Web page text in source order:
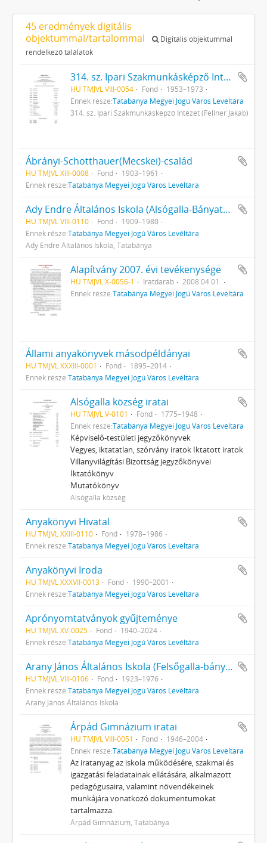
45 eredmények digitális
objektummal/tartalommal
Digitális objektummal
rendelkező találatok
314. sz. Ipari Szakmunkásképző Intézet (Fellner Jakab)
HU TMJVL VIII-0054 Fond
1953–1973
Ennek része:Tatabánya Megyei Jogú Város Levéltára
314. sz. Ipari Szakmunkásképző Intézet (Fellner Jakab)
Ábrányi-Schotthauer(Mecskei)-család
HU TMJVL XIII-0008 Fond
1903–1961
Ennek része:Tatabánya Megyei Jogú Város Levéltára
Ady Endre Általános Iskola (Alsógalla-Bányatelepi Elemi Népiskola; Tatabá­nya-Bányatelepi Elemi Népiskola; Ta­tabánya Ótelepi Elemi Népiskola) ira­tai
HU TMJVL VIII-0110 Fond
1909–1980
Ennek része:Tatabánya Megyei Jogú Város Levéltára
Ady Endre Általános Iskola, Tatabánya
Alapítvány 2007. évi tevékenysége
HU TMJVL X-0056-1 Iratdarab
2008.04.01.
Ennek része:Tatabánya Megyei Jogú Város Levéltára
Állami anyakönyvek másodpéldányai
HU TMJVL XXXIII-0001 Fond
1895–2014
Ennek része:Tatabánya Megyei Jogú Város Levéltára
Alsógalla község iratai
HU TMJVL V-0101 Fond
1775–1948
Ennek része:Tatabánya Megyei Jogú Város Levéltára
Képviselő-testületi jegyzőkönyvek
Vegyes, iktatatlan, szórvány iratok Iktatott iratok
Villanyvilágítási Bizottság jegyzőkönyvei
Iktatókönyv
Mutatókönyv
Alsógalla község
Anyakönyvi Hivatal
HU TMJVL XXIII-0110 Fond
1978–1986
Ennek része:Tatabánya Megyei Jogú Város Levéltára
Anyakönyvi Iroda
HU TMJVL XXXVII-0013 Fond
1990–2001
Ennek része:Tatabánya Megyei Jogú Város Levéltára
Aprónyomtatványok gyűjteménye
HU TMJVL XV-0025 Fond
1940–2024
Ennek része:Tatabánya Megyei Jogú Város Levéltára
Arany János Általános Iskola (Felsőgalla-bányatelep
HU TMJVL VIII-0106 Fond
1923–1976
Ennek része:Tatabánya Megyei Jogú Város Levéltára
Arany János Általános Iskola
Árpád Gimnázium iratai
HU TMJVL VIII-0051 Fond
1946–2004
Ennek része:Tatabánya Megyei Jogú Város Levéltára
Az iratanyag az iskola működésére, szakmai és
igazgatási feladatainak ellátására, alkalmazott
pedagógusaira, valamint növendékeinek
munkájára vonatkozó dokumentumokat
tartalmazza.
Árpád Gimnázium, Tatabánya